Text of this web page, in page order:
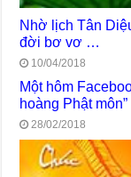
Nhờ lịch Tân
đời bơ vơ …
10/04/2018
Một hôm
hoàng Phật môn”
28/02/2018